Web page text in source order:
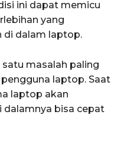
ini dapat memicu
yang
di dalam laptop.
masalah paling
laptop. Saat
laptop akan
dalamnya bisa cepat